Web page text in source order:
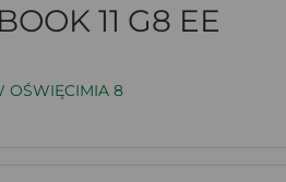
11 G8 EE
OŚWIĘCIMIA 8